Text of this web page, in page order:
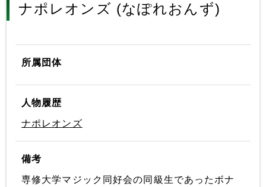
ナポレオンズ (なぽれおんず)
所属団体
人物履歴
ナポレオンズ
備考
専修大学マジック同好会の同級生であったボナ